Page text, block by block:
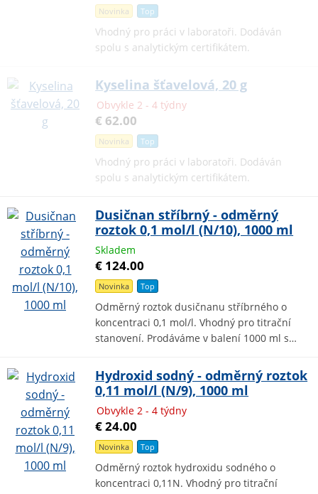
Novinka Top
Vhodný pro práci v laboratoři. Dodáván
spolu s analytickým certifikátem.
Kyselina šťavelová, 20 g
Obvykle 2 - 4 týdny
€ 62.00
Novinka Top
Vhodný pro práci v laboratoři. Dodáván
spolu s analytickým certifikátem.
Dusičnan stříbrný - odměrný
roztok 0,1 mol/l (N/10), 1000 ml
Skladem
€ 124.00
Novinka Top
Odměrný roztok dusičnanu stříbrného o
koncentraci 0,1 mol/l. Vhodný pro titrační
stanovení. Prodáváme v balení 1000 ml s…
Hydroxid sodný - odměrný roztok
0,11 mol/l (N/9), 1000 ml
Obvykle 2 - 4 týdny
€ 24.00
Novinka Top
Odměrný roztok hydroxidu sodného o
koncentraci 0,11N. Vhodný pro titrační